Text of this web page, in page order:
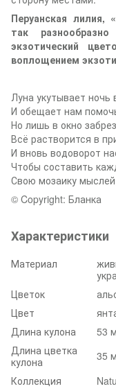
Перуанская лилия,
так
экзотический
воплощением
Луна укутывает
И обещает нам
Но лишь в окно
Всё растворится в
И вновь водоворот
Чтобы составить
Свою мозаику
© Copyright: Бланка
Характеристики
Материал
Цветок
Цвет
Длина кулона
53
Длина цветка
кулона
35
Коллекция